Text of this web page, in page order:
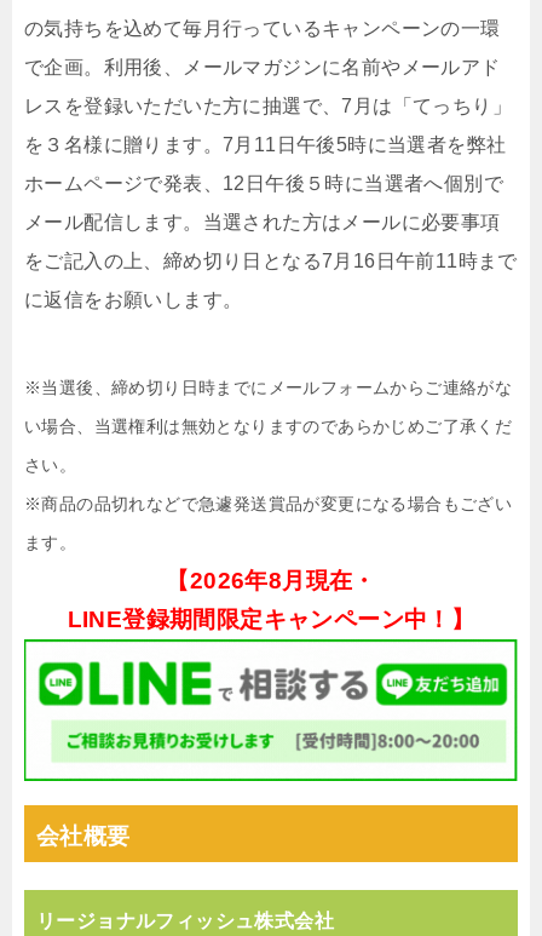
の気持ちを込めて毎⽉⾏っているキャンペーンの⼀環
で企画。利⽤後、メールマガジンに名前やメールアド
レスを登録いただいた⽅に抽選で、7⽉は「てっちり」
を３名様に贈ります。7月11⽇午後5時に当選者を弊社
ホームページで発表、12⽇午後５時に当選者へ個別で
メール配信します。当選された⽅はメールに必要事項
をご記⼊の上、締め切り⽇となる7⽉16⽇午前11時まで
に返信をお願いします。
※当選後、締め切り⽇時までにメールフォームからご連絡がな
い場合、当選権利は無効となりますのであらかじめご了承くだ
さい。
※商品の品切れなどで急遽発送賞品が変更になる場合もござい
ます。
【2026年8月現在・
LINE登録期間限定キャンペーン中！】
会社概要
リージョナルフィッシュ株式会社